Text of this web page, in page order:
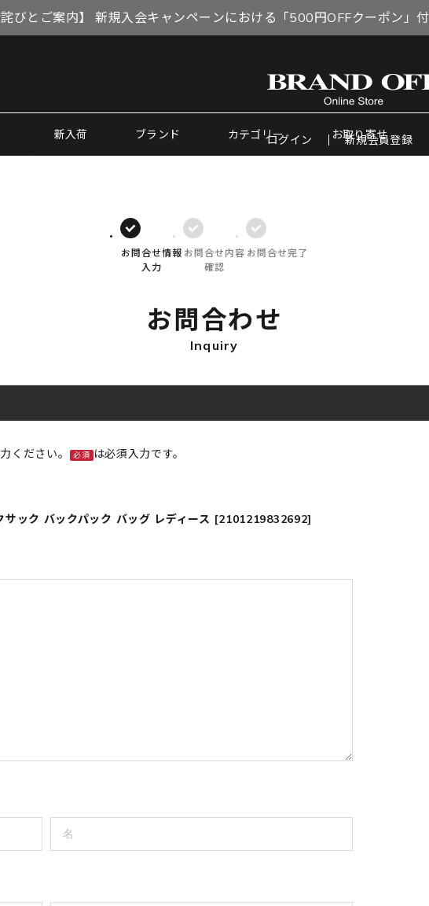
詫びとご案内】 新規入会キャンペーンにおける「500円OFFクーポン」
新入荷 ブランド カテゴリー お取り寄せ
ログイン 新規会員登録
お問合せ情報
入力
お問合せ内容
確認
お問合せ完了
お問合わせ
Inquiry
ください。 必須 は必須入力です。
ック バックパック バッグ レディース [2101219832692]